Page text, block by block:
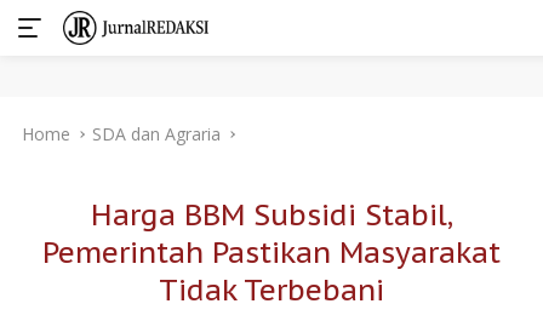
Home SDA dan Agraria
Harga BBM Subsidi Stabil,
Pemerintah Pastikan Masyarakat
Tidak Terbebani